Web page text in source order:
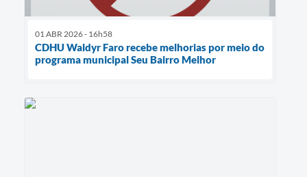
01 ABR 2026 - 16h58
CDHU Waldyr Faro recebe melhorias por meio do
programa municipal Seu Bairro Melhor